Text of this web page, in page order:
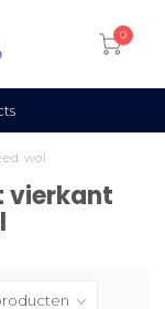
0
wol
vierkant